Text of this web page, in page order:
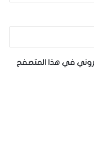
في هذا المتصفح